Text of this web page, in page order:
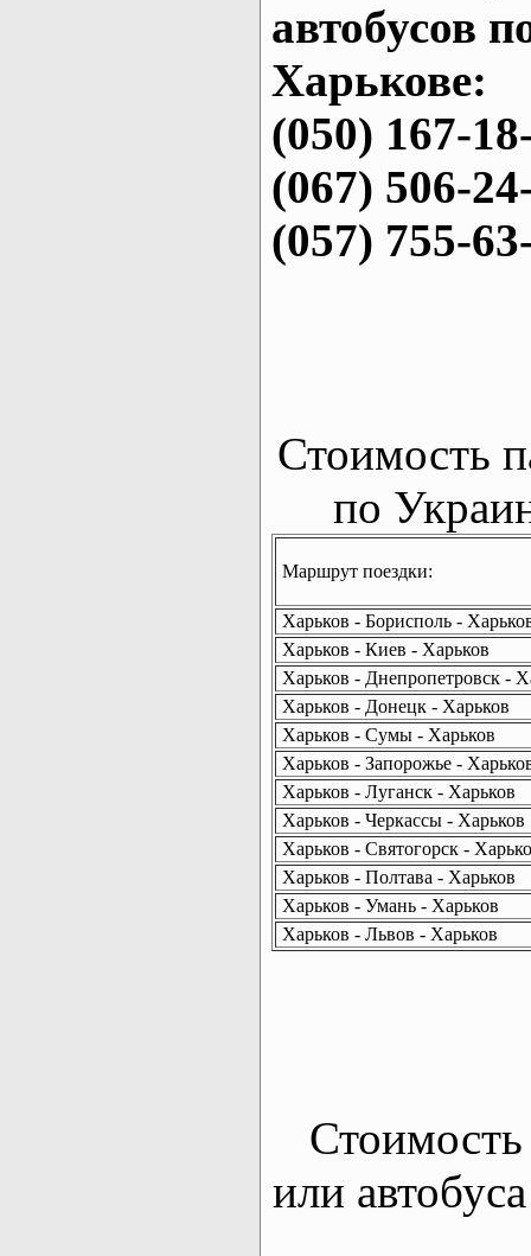
автобусов
Харькове:
(050) 167-
(067) 506-
(057) 755-
Стоимость
по
Маршрут поездки:
Харьков - Борисполь -
Харьков - Киев - Харьков
Харьков - Днепропетровск -
Харьков - Донецк - Харьков
Харьков - Сумы - Харьков
Харьков - Запорожье -
Харьков - Луганск - Харьков
Харьков - Черкассы - Харьков
Харьков - Святогорск -
Харьков - Полтава - Харьков
Харьков - Умань - Харьков
Харьков - Львов - Харьков
Стоимость
или